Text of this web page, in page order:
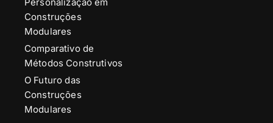
Construções
Modulares
Comparativo de
Métodos Construtivos
O Futuro das
Construções
Modulares